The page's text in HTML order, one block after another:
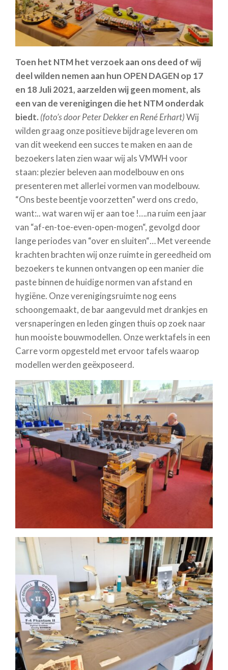
Toen het NTM het verzoek aan ons deed of wij
deel wilden nemen aan hun OPEN DAGEN op 17
en 18 Juli 2021, aarzelden wij geen moment, als
een van de verenigingen die het NTM onderdak
biedt. (foto’s door Peter Dekker en René Erhart)Wij
wilden graag onze positieve bijdrage leveren om
van dit weekend een succes te maken en aan de
bezoekers laten zien waar wij als VMWH voor
staan: plezier beleven aan modelbouw en ons
presenteren met allerlei vormen van modelbouw.
“Ons beste beentje voorzetten” werd ons credo,
want:.. wat waren wij er aan toe !….na ruim een jaar
van “af-en-toe-even-open-mogen“, gevolgd door
lange periodes van “over en sluiten“… Met vereende
krachten brachten wij onze ruimte in gereedheid om
bezoekers te kunnen ontvangen op een manier die
paste binnen de huidige normen van afstand en
hygiëne. Onze verenigingsruimte nog eens
schoongemaakt, de bar aangevuld met drankjes en
versnaperingen en leden gingen thuis op zoek naar
hun mooiste bouwmodellen. Onze werktafels in een
Carre vorm opgesteld met ervoor tafels waarop
modellen werden geëxposeerd.